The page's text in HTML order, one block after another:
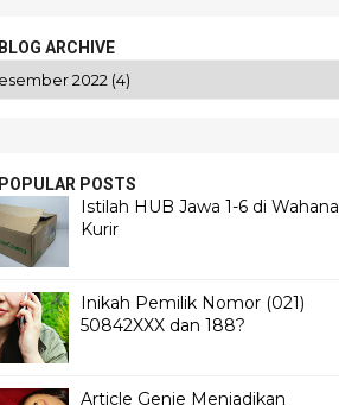
BLOG ARCHIVE
POPULAR POSTS
Istilah HUB Jawa 1-6 di Wahana
Kurir
Inikah Pemilik Nomor (021)
50842XXX dan 188?
Article Genie Menjadikan